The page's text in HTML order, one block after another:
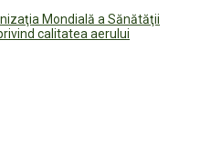
Mondială a Sănătăţii
calitatea aerului